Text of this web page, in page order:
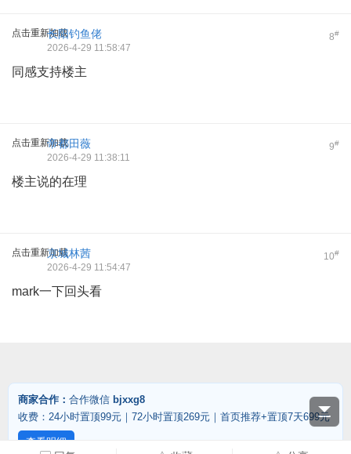
点击重新加载 8#
长阳钓鱼佬
2026-4-29 11:58:47
同感支持楼主
点击重新加载 9#
帝都田薇
2026-4-29 11:38:11
楼主说的在理
点击重新加载 10#
京城林茜
2026-4-29 11:54:47
mark一下回头看
商家合作： 合作微信 bjxxg8
收费：24小时置顶99元｜72小时置顶269元｜首页推荐+置顶7天699元
查看明细